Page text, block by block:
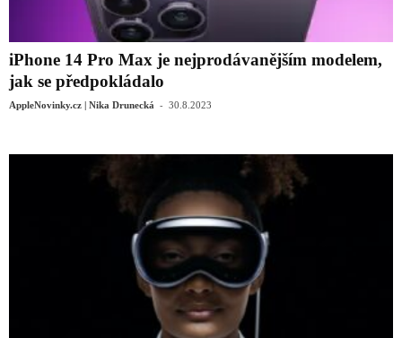
iPhone 14 Pro Max je nejprodávanějším modelem,
jak se předpokládalo
AppleNovinky.cz | Nika Drunecká - 30.8.2023